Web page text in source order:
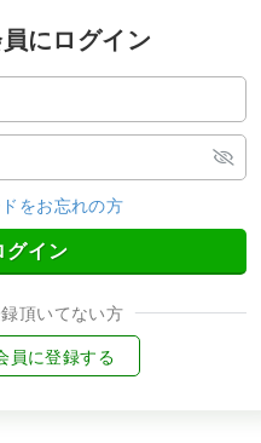
にログイン
をお忘れの方
グイン
頂いてない方
員に登録する